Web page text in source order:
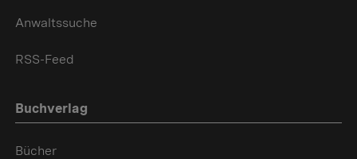
Anwaltssuche
RSS-Feed
Buchverlag
Bücher